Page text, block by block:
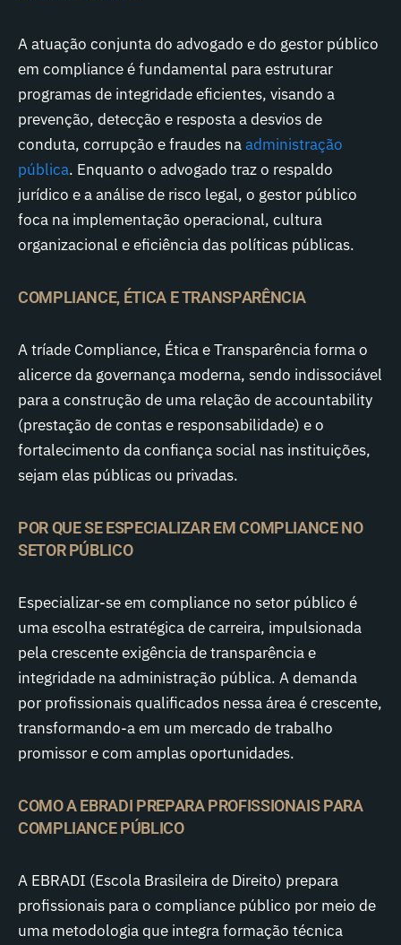
A atuação conjunta do advogado e do gestor público
em compliance é fundamental para estruturar
programas de integridade eficientes, visando a
prevenção, detecção e resposta a desvios de
conduta, corrupção e fraudes naadministração
pública. Enquanto o advogado traz o respaldo
jurídico e a análise de risco legal, o gestor público
foca na implementação operacional, cultura
organizacional e eficiência das políticas públicas.
COMPLIANCE, ÉTICA E TRANSPARÊNCIA
A tríade Compliance, Ética e Transparência forma o
alicerce da governança moderna, sendo indissociável
para a construção de uma relação de accountability
(prestação de contas e responsabilidade) e o
fortalecimento da confiança social nas instituições,
sejam elas públicas ou privadas.
POR QUE SE ESPECIALIZAR EM COMPLIANCE NO
SETOR PÚBLICO
Especializar-se em compliance no setor público é
uma escolha estratégica de carreira, impulsionada
pela crescente exigência de transparência e
integridade na administração pública. A demanda
por profissionais qualificados nessa área é crescente,
transformando-a em um mercado de trabalho
promissor e com amplas oportunidades.
COMO A EBRADI PREPARA PROFISSIONAIS PARA
COMPLIANCE PÚBLICO
A EBRADI (Escola Brasileira de Direito) prepara
profissionais para o compliance público por meio de
uma metodologia que integra formação técnica